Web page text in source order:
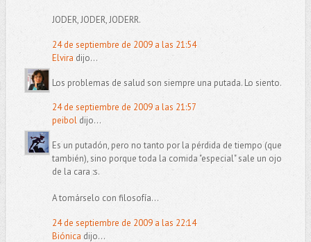
JODER, JODER, JODERR.
24 de septiembre de 2009 a las 21:54
Elvira dijo...
Los problemas de salud son siempre una putada. Lo siento.
24 de septiembre de 2009 a las 21:57
peiboldijo...
Es un putadón, pero no tanto por la pérdida de tiempo (que
también), sino porque toda la comida "especial" sale un ojo
de la cara :s.
A tomárselo con filosofía...
24 de septiembre de 2009 a las 22:14
Biónica dijo...